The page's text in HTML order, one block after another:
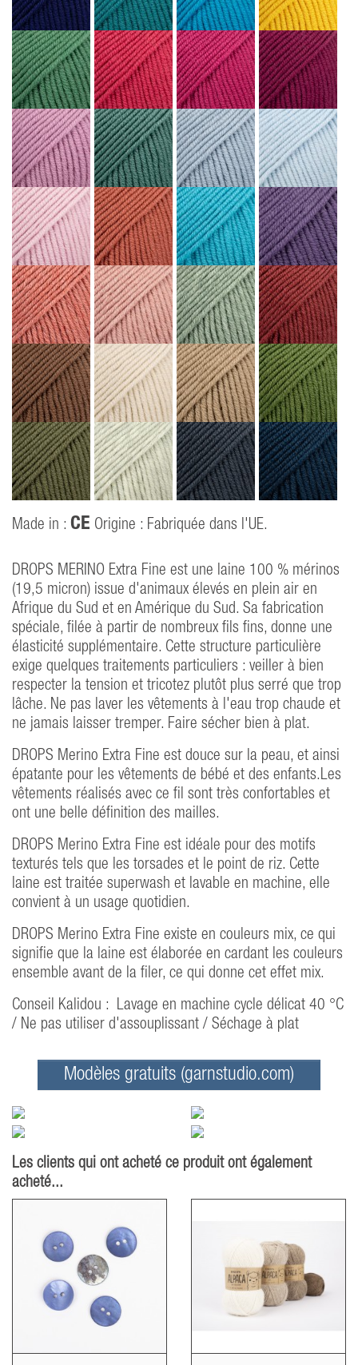
Made in : CE Origine : Fabriquée dans l'UE.
DROPS MERINO Extra Fine est une laine 100 % mérinos
(19,5 micron) issue d'animaux élevés en plein air en
Afrique du Sud et en Amérique du Sud. Sa fabrication
spéciale, filée à partir de nombreux fils fins, donne une
élasticité supplémentaire. Cette structure particulière
exige quelques traitements particuliers : veiller à bien
respecter la tension et tricotez plutôt plus serré que trop
lâche. Ne pas laver les vêtements à l'eau trop chaude et
ne jamais laisser tremper. Faire sécher bien à plat.
DROPS Merino Extra Fine est douce sur la peau, et ainsi
épatante pour les vêtements de bébé et des enfants.Les
vêtements réalisés avec ce fil sont très confortables et
ont une belle définition des mailles.
DROPS Merino Extra Fine est idéale pour des motifs
texturés tels que les torsades et le point de riz. Cette
laine est traitée superwash et lavable en machine, elle
convient à un usage quotidien.
DROPS Merino Extra Fine existe en couleurs mix, ce qui
signifie que la laine est élaborée en cardant les couleurs
ensemble avant de la filer, ce qui donne cet effet mix.
Conseil Kalidou : Lavage en machine cycle délicat 40 °C
/ Ne pas utiliser d'assouplissant / Séchage à plat
Modèles gratuits (garnstudio.com)
Les clients qui ont acheté ce produit ont également
acheté...